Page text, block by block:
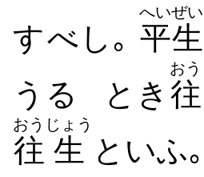
す​べし｡ 平生
へいぜい
うる
とき 往
おう
往
おう
生
じょう
といふ｡